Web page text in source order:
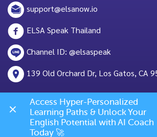
support@elsanow.io
ELSA Speak Thailand
Channel ID: @elsaspeak
139 Old Orchard Dr, Los Gatos, CA
Access Hyper-Personalized
Learning Paths & Unlock Your
English Potential with AI Coach
Today 🚀